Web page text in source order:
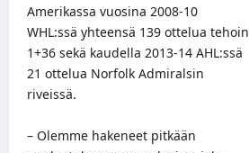
Amerikassa vuosina 2008-10
WHL:ssä yhteensä 139 ottelua tehoin
1+36 sekä kaudella 2013-14 AHL:ssä
21 ottelua Norfolk Admiralsin
riveissä.
– Olemme hakeneet pitkään